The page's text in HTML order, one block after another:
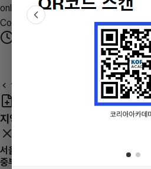
only6722@naver.com
Copyright © KoreaAcademy. All
최근 본 매물이 없
1
매수등록 전화상담
지역별 컨설팅 담당자
서울
중부